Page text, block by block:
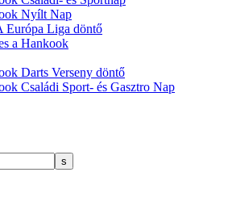
Nyílt Nap
Európa Liga döntő
a Hankook
Darts Verseny döntő
Családi Sport- és Gasztro Nap